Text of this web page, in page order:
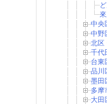
中央
中野
北区
千代
台東
品川
墨田
多摩
大田